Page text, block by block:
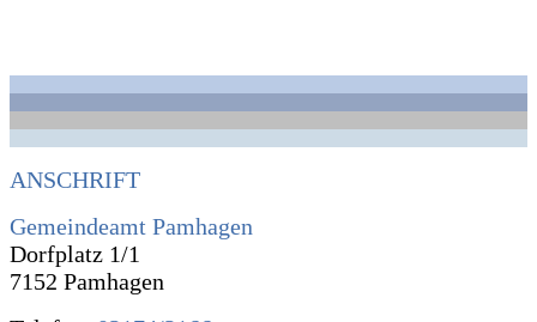
ANSCHRIFT
Gemeindeamt Pamhagen
Dorfplatz 1/1
7152 Pamhagen